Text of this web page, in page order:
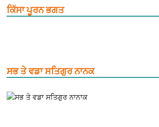
ਕਿੱਸਾ ਪੂਰਨ ਭਗਤ
ਸਭ ਤੇ ਵਡਾ ਸਤਿਗੁਰ ਨਾਨਕ